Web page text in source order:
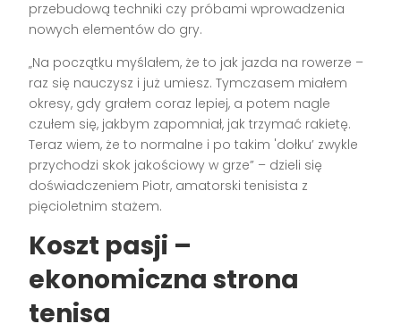
przebudową techniki czy próbami wprowadzenia
nowych elementów do gry.
„Na początku myślałem, że to jak jazda na rowerze –
raz się nauczysz i już umiesz. Tymczasem miałem
okresy, gdy grałem coraz lepiej, a potem nagle
czułem się, jakbym zapomniał, jak trzymać rakietę.
Teraz wiem, że to normalne i po takim 'dołku’ zwykle
przychodzi skok jakościowy w grze” – dzieli się
doświadczeniem Piotr, amatorski tenisista z
pięcioletnim stażem.
Koszt pasji –
ekonomiczna strona
tenisa